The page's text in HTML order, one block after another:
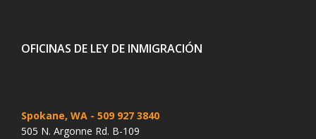
OFICINAS DE LEY DE INMIGRACIÓN
Spokane, WA - 509 927 3840
505 N. Argonne Rd. B-109